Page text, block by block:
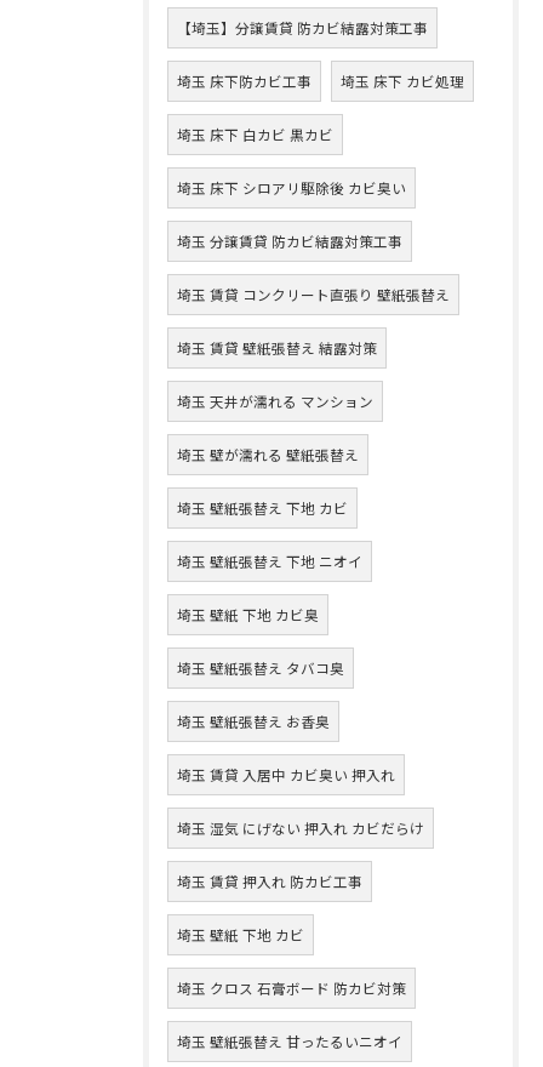
【埼玉】分譲賃貸 防カビ結露対策工事
埼玉 床下防カビ工事 埼玉 床下 カビ処理
埼玉 床下 白カビ 黒カビ
埼玉 床下 シロアリ駆除後 カビ臭い
埼玉 分譲賃貸 防カビ結露対策工事
埼玉 賃貸 コンクリート直張り 壁紙張替え
埼玉 賃貸 壁紙張替え 結露対策
埼玉 天井が濡れる マンション
埼玉 壁が濡れる 壁紙張替え
埼玉 壁紙張替え 下地 カビ
埼玉 壁紙張替え 下地 ニオイ
埼玉 壁紙 下地 カビ臭
埼玉 壁紙張替え タバコ臭
埼玉 壁紙張替え お香臭
埼玉 賃貸 入居中 カビ臭い 押入れ
埼玉 湿気 にげない 押入れ カビだらけ
埼玉 賃貸 押入れ 防カビ工事
埼玉 壁紙 下地 カビ
埼玉 クロス 石膏ボード 防カビ対策
埼玉 壁紙張替え 甘ったるいニオイ